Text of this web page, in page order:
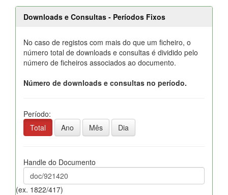
Downloads e Consultas - Períodos Fixos
No caso de registos com mais do que um ficheiro, o
número total de downloads e consultas é dividido pelo
número de ficheiros associados ao documento.
Número de downloads e consultas no período.
Período:
Total
Ano Mês Dia
Handle do Documento
(ex. 1822/417)